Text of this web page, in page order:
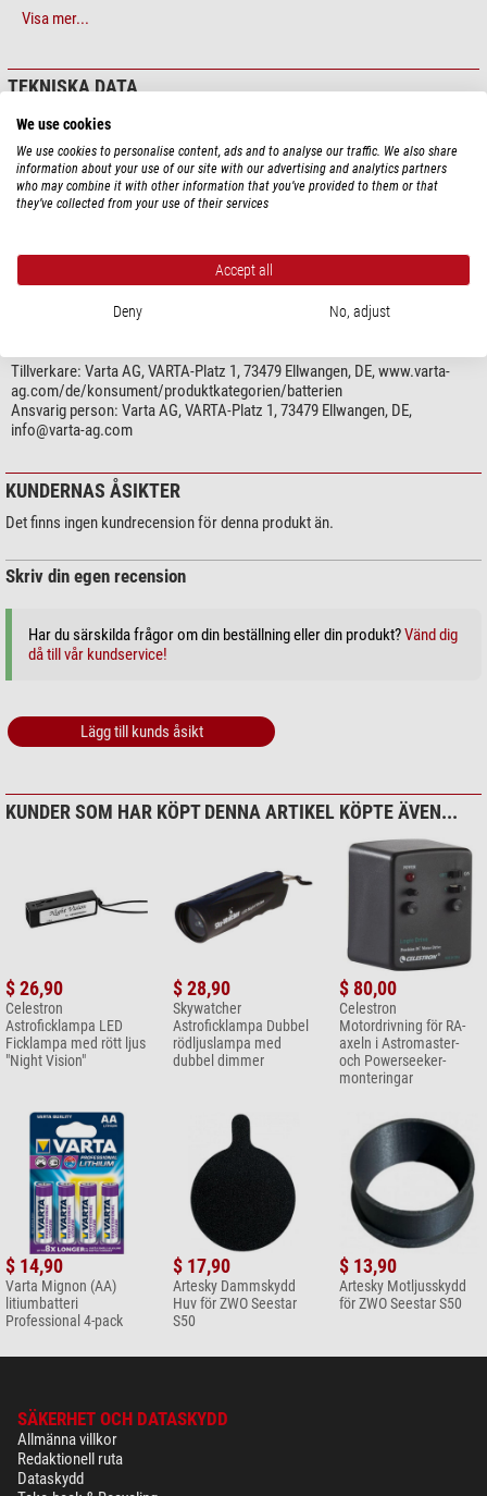
Strömstyrka: 1200 mAh
Höjd: 16,0 mm
Beteckning: 9V-block
Alternativ beteckning: 6LR61, MN1604, E-Block, LR22
Anmärkning enligt §18 BattG:
enligt lag skyldig att lämna tillbaka använda batterier och batteripack.
Använda batterier och ackumulatorer kan innehålla skadliga ämnen som
efter användning (glöm inte att frankera) eller lämna tillbaka dem
kostnadsfritt i närheten (t.ex. i butiker, kommunala insamlingsställen
eller i vår butik).
inte får slänga batterier och batteripack i hushållsavfallet.
Under denna symbol finns dessutom följande symboler med följande
betydelse:
Pb: Batteriet innehåller bly
Cd: Batteriet innehåller kadmium
Visa mer...
TEKNISKA DATA
Batterityp
9V-Block (6LR61, 6F22)
Sammansättning
Litium-mangandioxid
Spänning
9
Leveransen innefattar
1
Tillverkare: Varta AG, VARTA-Platz 1, 73479 Ellwangen, DE, www.varta-
ag.com/de/konsument/produktkategorien/batterien
Ansvarig person: Varta AG, VARTA-Platz 1, 73479 Ellwangen, DE,
info@varta-ag.com
KUNDERNAS ÅSIKTER
Det finns ingen kundrecension för denna produkt än.
Skriv din egen recension
Har du särskilda frågor om din beställning eller din produkt?Vänd dig
då till vår kundservice!
Lägg till kunds åsikt
KUNDER SOM HAR KÖPT DENNA ARTIKEL KÖPTE ÄVEN...
$ 26,90
Celestron
Astroficklampa LED
Ficklampa med rött ljus
"Night Vision"
$ 28,90
Skywatcher
Astroficklampa Dubbel
rödljuslampa med
dubbel dimmer
$ 80,00
Celestron
Motordrivning för RA-
axeln i Astromaster-
och Powerseeker-
monteringar
$ 14,90
Varta Mignon (AA)
litiumbatteri
Professional 4-pack
$ 17,90
Artesky Dammskydd
Huv för ZWO Seestar
S50
$ 13,90
Artesky Motljusskydd
för ZWO Seestar S50
SÄKERHET OCH DATASKYDD
Allmänna villkor
Redaktionell ruta
Dataskydd
We use cookies
We use cookies to personalise content, ads and to analyse our traffic. We also share
information about your use of our site with our advertising and analytics partners
who may combine it with other information that you’ve provided to them or that
they’ve collected from your use of their services
Accept all
Deny No, adjust